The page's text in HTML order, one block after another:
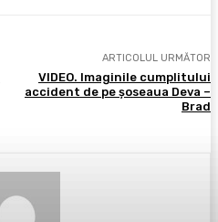
ARTICOLUL URMĂTOR
VIDEO. Imaginile cumplitului
accident de pe şoseaua Deva –
Brad